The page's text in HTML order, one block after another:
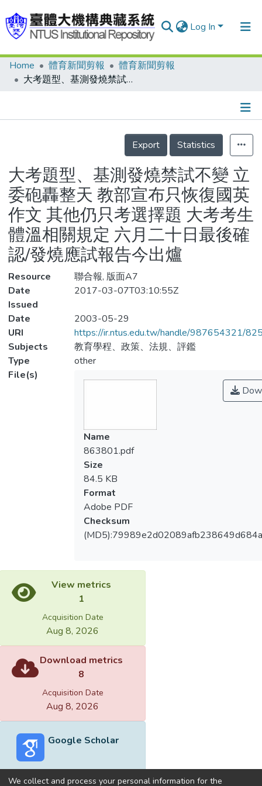
Log In
Communities & Collections
Statistics
Home 體育新聞剪報
體育新聞剪報
大考題型、基測發燒禁試不變 立委砲轟整天 教部宣布只恢復國英作文 其他仍只考選擇題 大考考生體溫相關規定 六月二十日最後確認/發燒應試報告今出爐
Details
Export
Statistics
大考題型、基測發燒禁試不變 立
委砲轟整天 教部宣布只恢復國英
作文 其他仍只考選擇題 大考考生
體溫相關規定 六月二十日最後確
認/發燒應試報告今出爐
Resource
聯合報, 版面A7
Date
Issued
2017-03-07T03:10:55Z
Date
2003-05-29
URI
https://ir.ntus.edu.tw/handle/987654321/
Subjects
教育學程、政策、法規、評鑑
Type
other
File(s)
Name
863801.pdf
Size
84.5 KB
Format
Adobe PDF
Checksum
View metrics
1
Acquisition Date
Aug 8, 2026
Download metrics
8
Acquisition Date
Aug 8, 2026
Google Scholar
We collect and process your personal information for the